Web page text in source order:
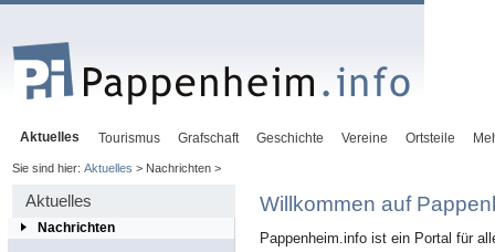
Aktuelles Tourismus Grafschaft Geschichte Vereine Ortsteile
Sie sind hier: Aktuelles > Nachrichten >
Aktuelles
Nachrichten
Willkommen auf
Pappenheim.info ist ein Portal für